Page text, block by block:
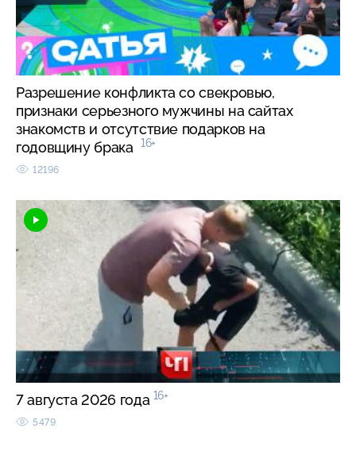
Разрешение конфликта со свекровью,
признаки серьезного мужчины на сайтах
знакомств и отсутствие подарков на
годовщину брака
16+
12196
7 августа 2026 года 16+
5479